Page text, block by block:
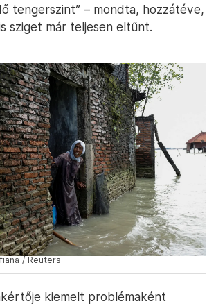
tengerszint” – mondta, hozzátéve,
sziget már teljesen eltűnt.
/ Reuters
kiemelt problémaként